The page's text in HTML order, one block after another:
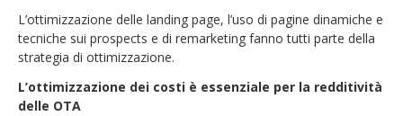
L’ottimizzazione delle landing page, l’uso di pagine dinamiche e
tecniche sui prospects e di remarketing fanno tutti parte della
strategia di ottimizzazione.
L’ottimizzazione dei costi è essenziale per la redditività
delle OTA